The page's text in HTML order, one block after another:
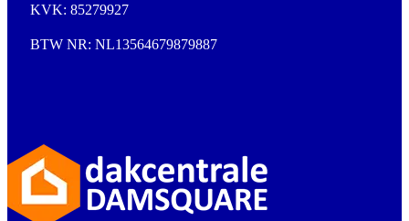
KVK: 85279927
BTW NR: NL13564679879887